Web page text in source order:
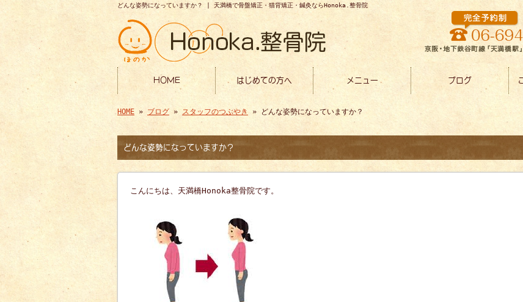
どんな姿勢になっていますか？ | 天満橋で骨盤矯正・猫背矯正・鍼灸ならHonoka.整骨院
HOME はじめての方へ メニュー ブログ
HOME » ブログ » スタッフのつぶやき » どんな姿勢になっていますか？
どんな姿勢になっていますか？
こんにちは、天満橋Honoka整骨院です。